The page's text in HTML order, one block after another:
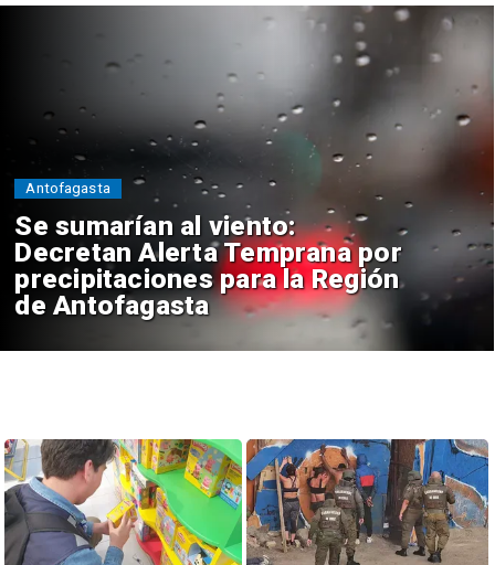
Se sumarían al viento:
Decretan Alerta Temprana por
precipitaciones para la Región
de Antofagasta
Antofagasta